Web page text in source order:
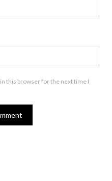
this browser for the next time I